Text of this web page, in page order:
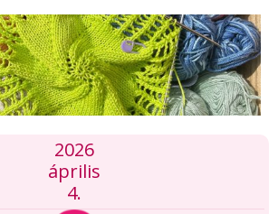
2026
április
4.